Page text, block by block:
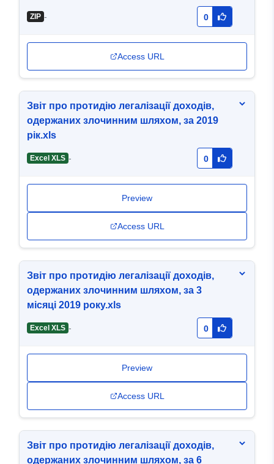
правопорушенням, які вчинено у сфері
кібербезпеки (кіберзлочини)
ZIP - 0
Access URL
Звіт про протидію легалізації доходів,
одержаних злочинним шляхом, за 2019
рік.xls
Excel XLS - 0
Preview
Access URL
Звіт про протидію легалізації доходів,
одержаних злочинним шляхом, за 3
місяці 2019 року.xls
Excel XLS - 0
Preview
Access URL
Звіт про протидію легалізації доходів,
одержаних злочинним шляхом, за 6